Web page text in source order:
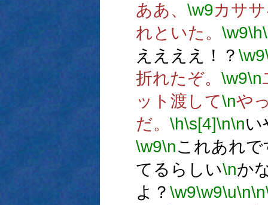
ああ、 \w9カサ
れといた。 \w9\h
ええええ！？ \w9
折れたぞ。 \w9\n
ット渡して\nや
だ。 \h\s[4]\n\nい
\w9\nこれあれで
てるらしい\nか
よ？ \w9\w9\u\n\n